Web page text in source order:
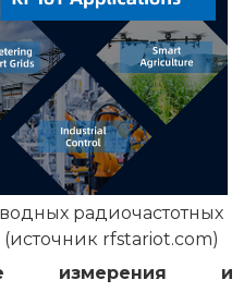
радиочастотных
rfstariot.com)
измерения и